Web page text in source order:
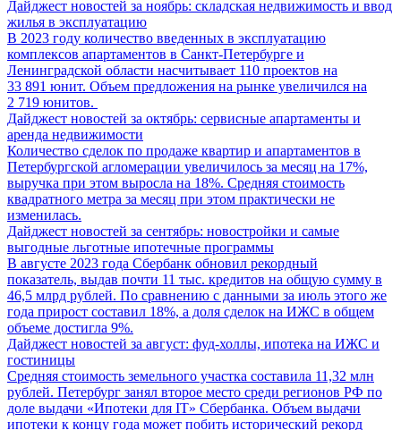
Дайджест новостей за ноябрь: складская недвижимость и ввод
жилья в эксплуатацию
В 2023 году количество введенных в эксплуатацию
комплексов апартаментов в Санкт-Петербурге и
Ленинградской области насчитывает 110 проектов на
33 891 юнит. Объем предложения на рынке увеличился на
2 719 юнитов.
Дайджест новостей за октябрь: сервисные апартаменты и
аренда недвижимости
Количество сделок по продаже квартир и апартаментов в
Петербургской агломерации увеличилось за месяц на 17%,
выручка при этом выросла на 18%. Средняя стоимость
квадратного метра за месяц при этом практически не
изменилась.
Дайджест новостей за сентябрь: новостройки и самые
выгодные льготные ипотечные программы
В августе 2023 года Сбербанк обновил рекордный
показатель, выдав почти 11 тыс. кредитов на общую сумму в
46,5 млрд рублей. По сравнению с данными за июль этого же
года прирост составил 18%, а доля сделок на ИЖС в общем
объеме достигла 9%.
Дайджест новостей за август: фуд-холлы, ипотека на ИЖС и
гостиницы
Средняя стоимость земельного участка составила 11,32 млн
рублей. Петербург занял второе место среди регионов РФ по
доле выдачи «Ипотеки для IT» Сбербанка. Объем выдачи
ипотеки к концу года может побить исторический рекорд